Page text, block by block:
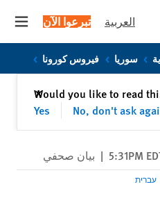
العربية تبرعوا الآن
سوريا فيروس كورونا
Would you like to read
Yes
No, don't ask
✕إغلاق
| بيان صحفي
עברית